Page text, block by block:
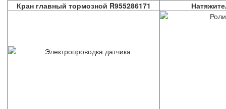
Кран главный тормозной R955286171